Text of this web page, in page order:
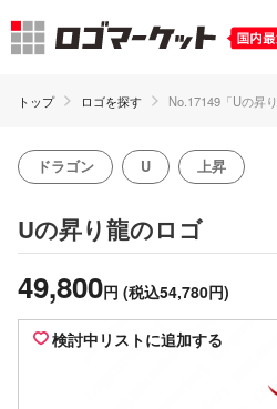
トップ ロゴを探す No.17149「Uの昇り
ドラゴン U 上昇
Uの昇り龍のロゴ
49,800円 (税込54,780円)
検討中リストに追加する